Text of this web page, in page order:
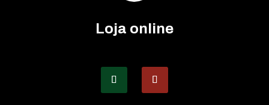
Loja online